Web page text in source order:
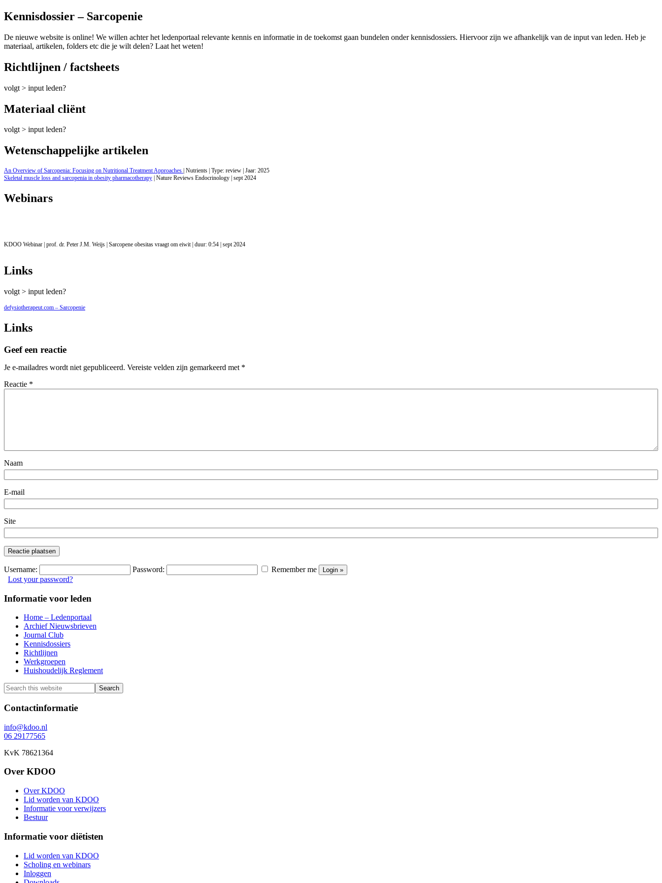
Kennisdossier – Sarcopenie
De nieuwe website is online! We willen achter het ledenportaal relevante kennis en informatie in de toekomst gaan bundelen onder kennisdossiers. Hiervoor zijn we afhankelijk van de input van leden. Heb je
materiaal, artikelen, folders etc die je wilt delen? Laat het weten!
Richtlijnen / factsheets
volgt > input leden?
Materiaal cliënt
volgt > input leden?
Wetenschappelijke artikelen
An Overview of Sarcopenia: Focusing on Nutritional Treatment Approaches | Nutrients | Type: review | Jaar: 2025
Skeletal muscle loss and sarcopenia in obesity pharmacotherapy | Nature Reviews Endocrinology | sept 2024
Webinars
KDOO Webinar | prof. dr. Peter J.M. Weijs | Sarcopene obesitas vraagt om eiwit | duur: 0:54 | sept 2024
Links
volgt > input leden?
defysiotherapeut.com – Sarcopenie
Links
Geef een reactie
Je e-mailadres wordt niet gepubliceerd. Vereiste velden zijn gemarkeerd met *
Reactie *
Naam
E-mail
Site
Primary
Sidebar
Username: Password:
Remember me
Lost your password?
Informatie voor leden
Home – Ledenportaal
Archief Nieuwsbrieven
Journal Club
Kennisdossiers
Richtlijnen
Werkgroepen
Huishoudelijk Reglement
Search
this
website
Footer
Contactinformatie
info@kdoo.nl
06 29177565
KvK 78621364
Over KDOO
Over KDOO
Lid worden van KDOO
Informatie voor verwijzers
Bestuur
Informatie voor diëtisten
Lid worden van KDOO
Scholing en webinars
Inloggen